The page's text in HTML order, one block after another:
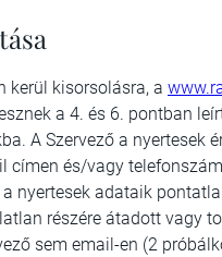
kerül kisorsolásra, a
a 4. és 6. pontban
A Szervező a nyertesek
címen és/vagy
nyertesek adataik
részére átadott vagy
sem email-en (2